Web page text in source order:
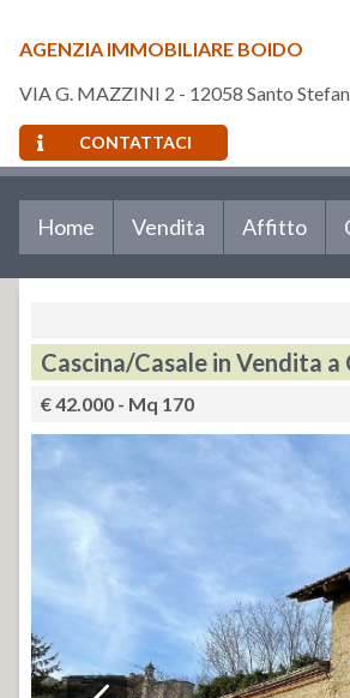
AGENZIA IMMOBILIARE BOIDO
VIA G. MAZZINI 2 - 12058 Santo
CONTATTACI
Home Vendita Affitto
Cascina/Casale in Vendita a
€ 42.000 - Mq 170